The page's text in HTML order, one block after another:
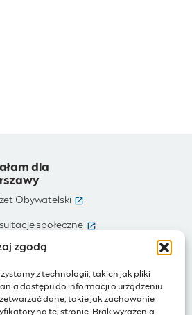
zgodą
z technologii, takich jak pliki
dostępu do informacji o urządzeniu.
dane, takie jak zachowanie
na tej stronie. Brak wyrażenia
oknie)
nowym oknie)
się w nowym oknie)
w nowym oknie)
dla
Obywatelski
społeczne (otwiera się w
Warszawscy (otwiera się w